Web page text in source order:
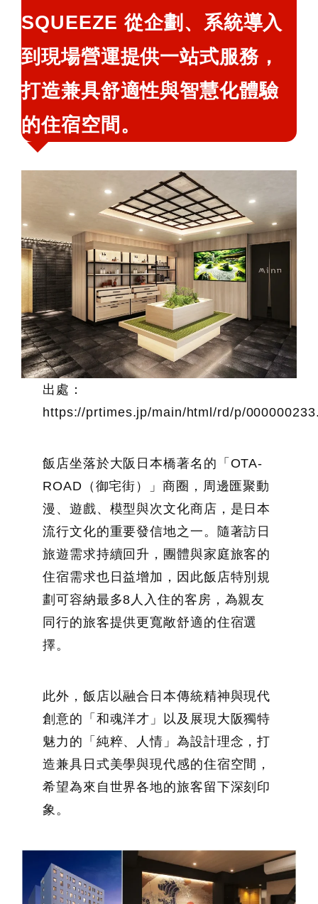
SQUEEZE 從企劃、系統導入
到現場營運提供一站式服務，
打造兼具舒適性與智慧化體驗
的住宿空間。
出處：
https://prtimes.jp/main/html/rd/p/
飯店坐落於大阪日本橋著名的「OTA-
ROAD（御宅街）」商圈，周邊匯聚動
漫、遊戲、模型與次文化商店，是日本
流行文化的重要發信地之一。隨著訪日
旅遊需求持續回升，團體與家庭旅客的
住宿需求也日益增加，因此飯店特別規
劃可容納最多8人入住的客房，為親友
同行的旅客提供更寬敞舒適的住宿選
擇。
此外，飯店以融合日本傳統精神與現代
創意的「和魂洋才」以及展現大阪獨特
魅力的「純粹、人情」為設計理念，打
造兼具日式美學與現代感的住宿空間，
希望為來自世界各地的旅客留下深刻印
象。